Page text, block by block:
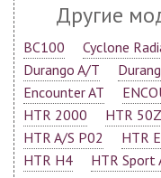
Другие
BC100 Cyclone
Durango A/T
Encounter AT
HTR 2000
HTR 50Z
HTR A/S P02
HTR
HTR H4
HTR Sport